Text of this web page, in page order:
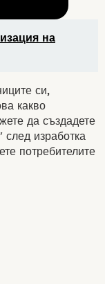
да се
на
си,
какво
да създадете
изработка
потребителите